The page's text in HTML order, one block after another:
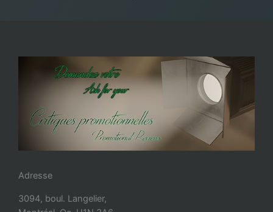
Adresse
3094, boul. Langelier,